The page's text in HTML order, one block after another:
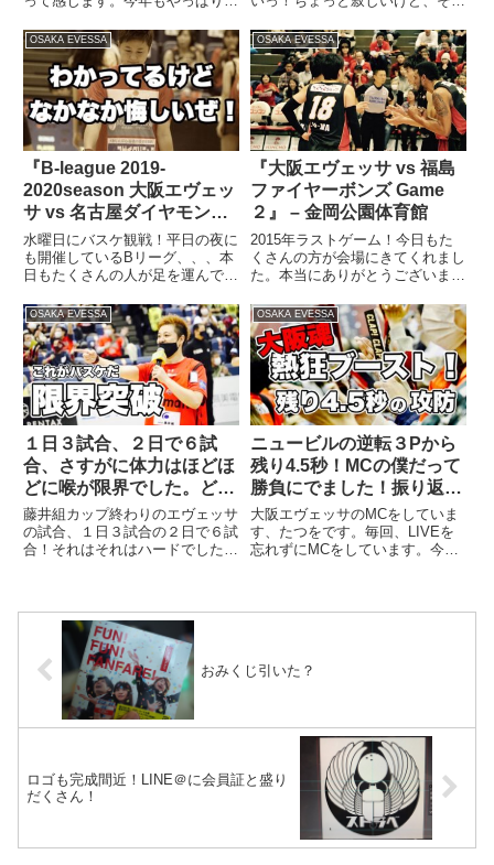
み物片手にお疲れ様ー！かんぱー
い！と盛り上がるわけです。結果
はどうあれ、一緒に戦いましたか
らね。本当に１シーズン通し
て、...
てきました！まぁ僕はそんなに楽
しんでたらあかんのやけど
ね、、、それでも楽しむんやけど
ね♪ということで、住スポはおお
きにア...
OSAKA EVESSA
『B-league 2019-
2020season 大阪エヴェッ
サ vs 名古屋ダイヤモンド
ドルフィンズ』
水曜日にバスケ観戦！平日の夜に
も開催しているBリーグ、、、本
日もたくさんの人が足を運んでく
す。今日のゲームは『大阪エヴェ
ッサ vs 名古屋ダイヤモンドドル
フィンズ』です。実際、どのくら
い勝ってないんかな？記憶にあ...
OSAKA EVESSA
『大阪エヴェッサ vs 福島
ファイヤーボンズ Game
２』 – 金岡公園体育館
2015年ラストゲーム！今日もた
くさんの方が会場にきてくれまし
た。本当にありがとうございまし
くれて嬉しかった。やっぱりたく
さんの方に楽しんでもらいたいの
で☆さて、さて、、、２試合
目、、、相手は昨日の反省点を必
ず...
OSAKA EVESSA
１日３試合、２日で６試
合、さすがに体力はほどほ
どに喉が限界でした。どう
も手が抜けない体質なんで
すよね。
藤井組カップ終わりのエヴェッサ
の試合、１日３試合の２日で６試
合！それはそれはハードでした。
OSAKA EVESSA
ニュービルの逆転３Pから
残り4.5秒！MCの僕だって
勝負にでました！振り返っ
たら怖いよな。
大阪エヴェッサのMCをしていま
す、たつをです。毎回、LIVEを
忘れずにMCをしています。今回
おみくじ引いた？
ロゴも完成間近！LINE＠に会員証と盛り
だくさん！